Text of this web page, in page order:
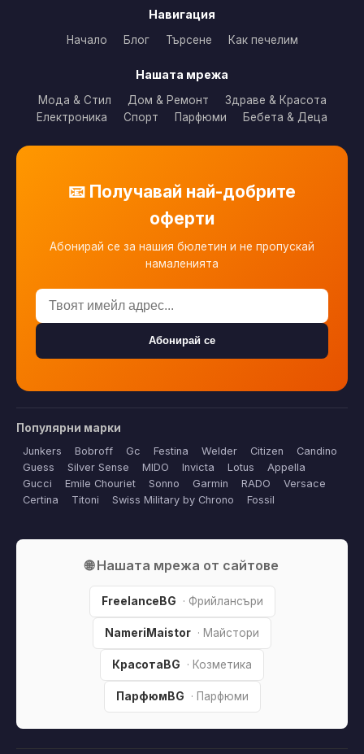
Навигация
Начало Блог Търсене Как печелим
Нашата мрежа
Мода & Стил Дом & Ремонт
Здраве & Красота
Електроника
Спорт Парфюми Бебета & Деца
📧 Получавай най-добрите
оферти
Абонирай се за нашия бюлетин и не пропускай
намаленията
Абонирай се
Популярни марки
Junkers Bobroff Gc Festina Welder Citizen
Candino
Guess
Silver Sense MIDO Invicta Lotus
Appella
Gucci
Emile Chouriet Sonno Garmin RADO
Versace
Certina
Titoni Swiss Military by Chrono Fossil
🌐 Нашата мрежа от сайтове
FreelanceBG · Фрийлансъри
NameriMaistor · Майстори
КрасотаBG · Козметика
ПарфюмBG · Парфюми